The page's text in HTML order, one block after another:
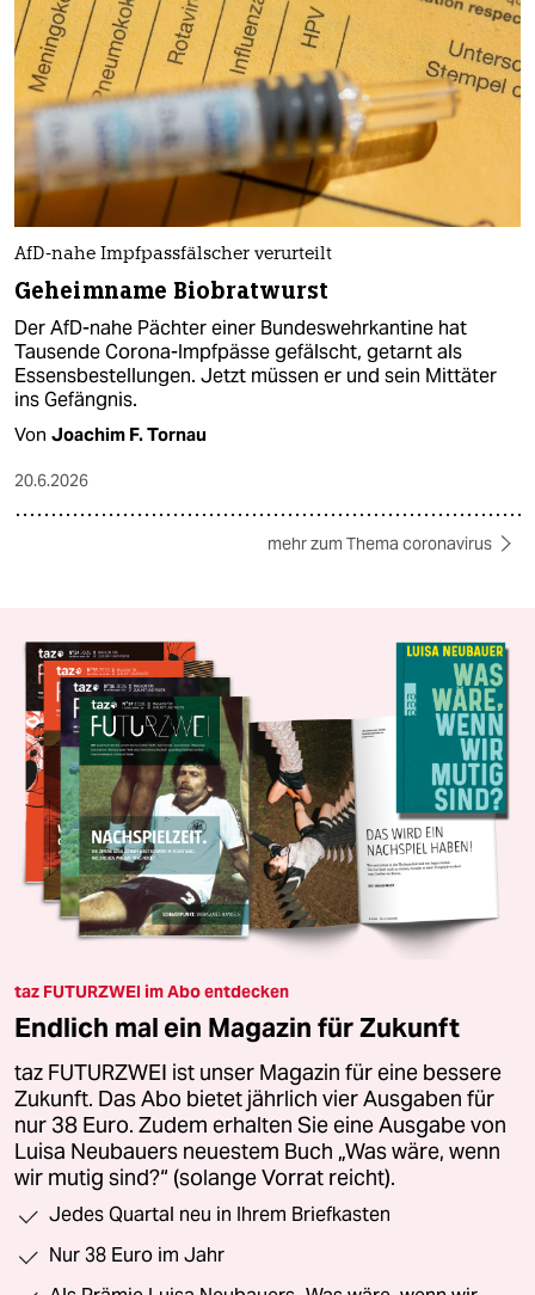
AfD-nahe Impfpassfälscher verurteilt
Geheimname Biobratwurst
Der AfD-nahe Pächter einer Bundeswehrkantine hat
Tausende Corona-Impfpässe gefälscht, getarnt als
Essensbestellungen. Jetzt müssen er und sein Mittäter
ins Gefängnis.
Von Joachim F. Tornau
20.6.2026
mehr zum Thema coronavirus
taz FUTURZWEI im Abo entdecken
Endlich mal ein Magazin für Zukunft
taz FUTURZWEI ist unser Magazin für eine bessere
Zukunft. Das Abo bietet jährlich vier Ausgaben für
nur 38 Euro. Zudem erhalten Sie eine Ausgabe von
Luisa Neubauers neuestem Buch „Was wäre, wenn
wir mutig sind?“ (solange Vorrat reicht).
Jedes Quartal neu in Ihrem Briefkasten
Nur 38 Euro im Jahr